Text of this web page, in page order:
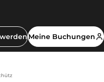
Meine Buchungen